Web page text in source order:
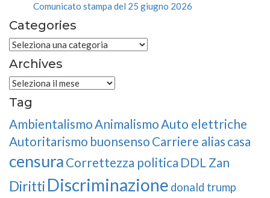
Comunicato stampa del 25 giugno 2026
Categories
Categories
Archives
Archives
Tag
AmbientalismoAnimalismoAuto elettriche
Autoritarismo buonsenso Carriere alias casa
censura Correttezza politica DDL Zan
Diritti Discriminazione donald trump